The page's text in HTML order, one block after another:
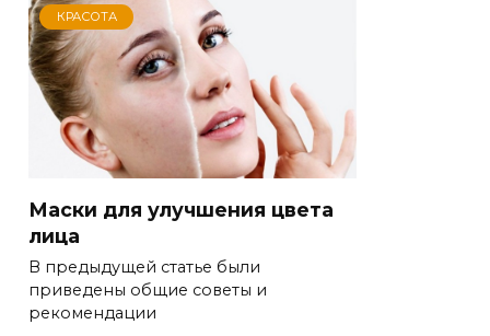
КРАСОТА
Маски для улучшения цвета
лица
В предыдущей статье были
приведены общие советы и
рекомендации